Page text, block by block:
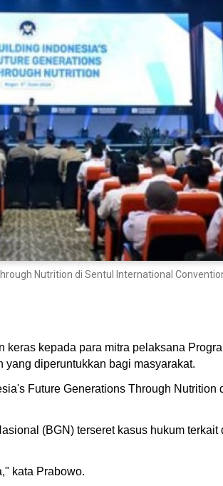
Nutrition di Sentul International
kepada para mitra pelaksana
diperuntukkan bagi masyarakat.
Future Generations Through Nutrition
(BGN) terseret kasus hukum
kata Prabowo.